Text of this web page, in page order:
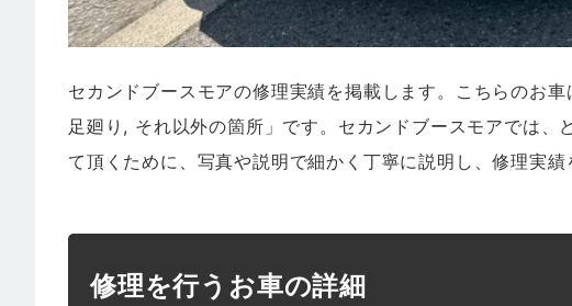
セカンドブースモアの修理実績を掲載します。こちらのお
足廻り, それ以外の箇所」です。セカンドブースモアでは
て頂くために、写真や説明で細かく丁寧に説明し、修理実績
修理を行うお車の詳細